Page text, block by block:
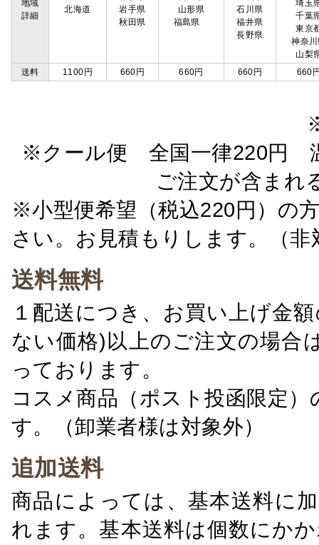
地域
詳細
北海道
岩手県
秋田県
山形県
福島県
石川県
福井県
長野県
埼玉
千葉
東京
神奈
山梨
送料
1100円 660円 660円 660円 660
※クール便 全国一律220円
ご注文が含ま
※小型便希望（税込220円）の
さい。お見積もりします。（非
送料無料
１配送につき、お買い上げ金
ない価格)以上のご注文の場合
っております。
コスメ商品（ポスト投函限定
す。（卸業者様は対象外）
追加送料
商品によっては、基本送料に
れます。基本送料は個数にか